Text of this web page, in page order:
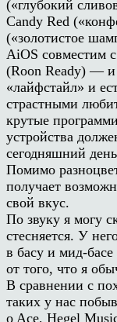
(«глубокий
Candy Red
(«золотистое
AiOS совместим
(Roon Ready) — и
«лайфстайл» и
страстными
крутые
устройства
сегодняшний
Помимо
получает
свой вкус.
По звуку я могу
стесняется. У
в басу и мид-
от того, что я
В сравнении с
таких у нас
o Ace, Hegel